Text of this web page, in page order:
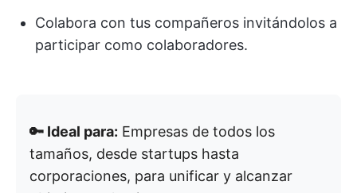
Colabora con tus compañeros invitándolos a
participar como colaboradores.
🔑 Ideal para: Empresas de todos los
tamaños, desde startups hasta
corporaciones, para unificar y alcanzar